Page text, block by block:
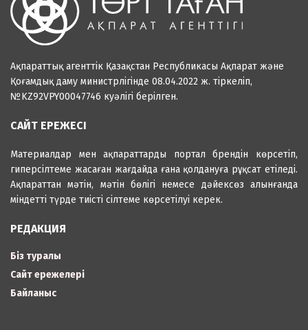
Ақпараттық агенттік Қазақстан Республикасы Ақпарат және
Қоғамдық даму министрлігінде 08.04.2022 ж. тіркеліп,
№KZ92VPY00047746 куәлігі берілген.
САЙТ ЕРЕЖЕСІ
Материалдар мен ақпараттарды портал брендін көрсетіп,
гиперсілтеме жасаған жағдайда ғана қолдануға рұқсат етіледі.
Ақпараттан мәтін, мәтін бөлігі немесе дәйексөз алынғанда
міндетті түрде тиісті сілтеме көрсетілуі керек.
РЕДАКЦИЯ
Біз туралы
Сайт ережелері
Байланыс